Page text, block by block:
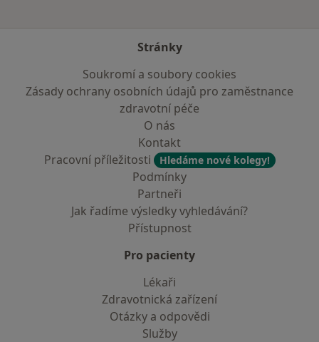
Stránky
Soukromí a soubory cookies
Zásady ochrany osobních údajů pro zaměstnance
zdravotní péče
O nás
Kontakt
Pracovní příležitosti
Hledáme nové kolegy!
Podmínky
Partneři
Jak řadíme výsledky vyhledávání?
Přístupnost
Pro pacienty
Lékaři
Zdravotnická zařízení
Otázky a odpovědi
Služby